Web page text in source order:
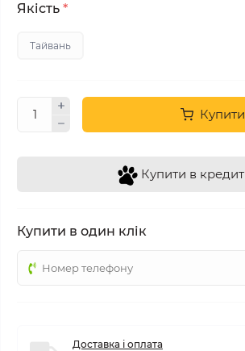
Якість *
Тайвань
Купити
Купити в кредит
Купити в один клік
Доставка і оплата